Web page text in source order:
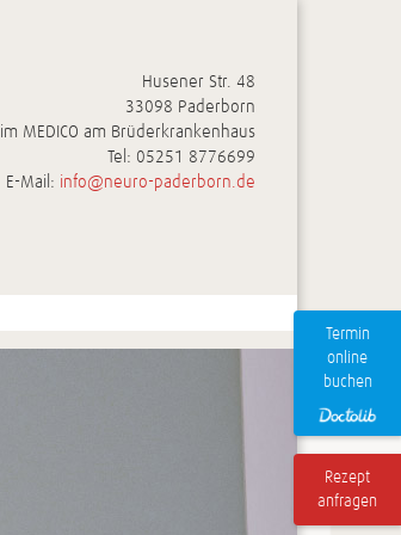
Husener Str. 48
33098 Paderborn
im MEDICO am Brüderkrankenhaus
Tel: 05251 8776699
E-Mail: info@neuro-paderborn.de
Termin
online
buchen
Rezept
anfragen